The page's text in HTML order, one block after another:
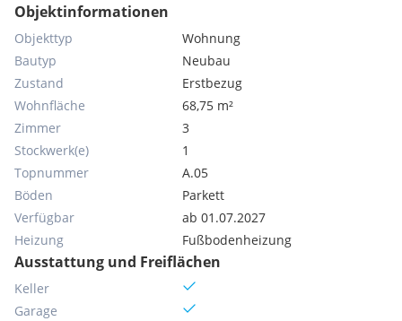
Objektinformationen
Objekttyp
Wohnung
Bautyp
Neubau
Zustand
Erstbezug
Wohnfläche
68,75 m²
Zimmer
3
Stockwerk(e)
1
Topnummer
A.05
Böden
Parkett
Verfügbar
ab 01.07.2027
Heizung
Fußbodenheizung
Ausstattung und Freiflächen
Keller
Garage